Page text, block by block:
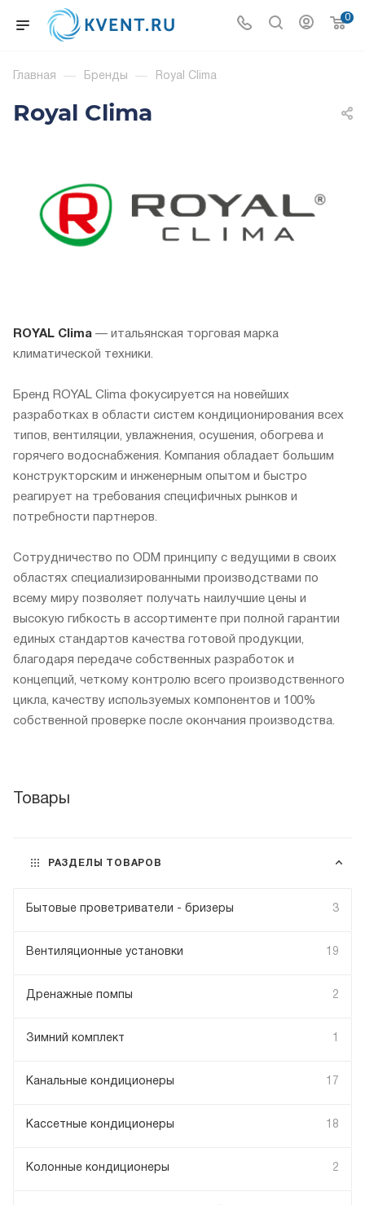
0
Главная — Бренды — Royal Clima
Royal Clima
ROYAL Clima — итальянская торговая марка
климатической техники.
Бренд ROYAL Clima фокусируется на новейших
разработках в области систем кондиционирования всех
типов, вентиляции, увлажнения, осушения, обогрева и
горячего водоснабжения. Компания обладает большим
конструкторским и инженерным опытом и быстро
реагирует на требования специфичных рынков и
потребности партнеров.
Сотрудничество по ODM принципу с ведущими в своих
областях специализированными производствами по
всему миру позволяет получать наилучшие цены и
высокую гибкость в ассортименте при полной гарантии
единых стандартов качества готовой продукции,
благодаря передаче собственных разработок и
концепций, четкому контролю всего производственного
цикла, качеству используемых компонентов и 100%
собственной проверке после окончания производства.
Товары
РАЗДЕЛЫ ТОВАРОВ
Бытовые проветриватели - бризеры 3
Вентиляционные установки 19
Дренажные помпы 2
Зимний комплект 1
Канальные кондиционеры 17
Кассетные кондиционеры 18
Колонные кондиционеры 2